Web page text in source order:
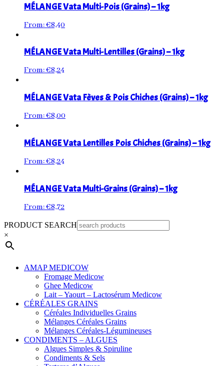
MÉLANGE Vata Multi-Pois (Grains) – 1kg
From:€8,40
MÉLANGE Vata Multi-Lentilles (Grains) – 1kg
From:€8,24
MÉLANGE Vata Fèves & Pois Chiches (Grains) – 1kg
From:€8,00
MÉLANGE Vata Lentilles Pois Chiches (Grains) – 1kg
From:€8,24
MÉLANGE Vata Multi-Grains (Grains) – 1kg
From:€8,72
PRODUCT SEARCH
×
AMAP MEDICOW
Fromage Medicow
Ghee Medicow
Lait – Yaourt – Lactosérum Medicow
CÉRÉALES GRAINS
Céréales Individuelles Grains
Mélanges Céréales Grains
Mélanges Céréales-Légumineuses
CONDIMENTS – ALGUES
Algues Simples & Spiruline
Condiments & Sels